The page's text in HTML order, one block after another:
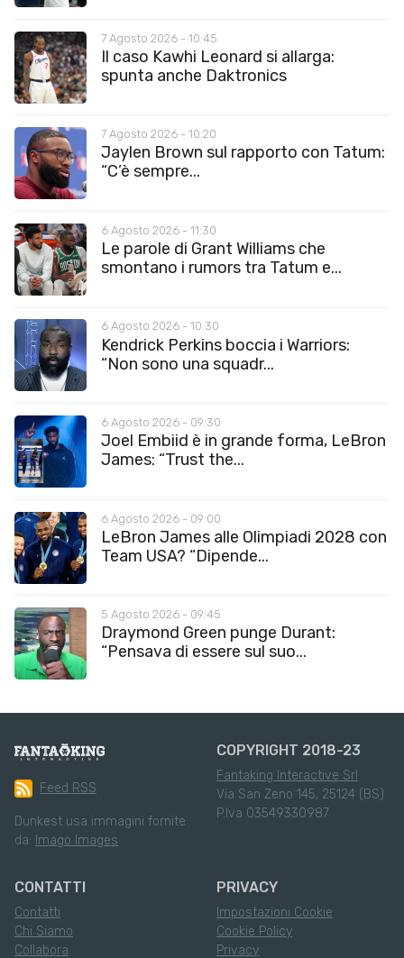
7 Agosto 2026 - 10:45
Il caso Kawhi Leonard si allarga:
spunta anche Daktronics
7 Agosto 2026 - 10:20
Jaylen Brown sul rapporto con Tatum:
“C’è sempre...
6 Agosto 2026 - 11:30
Le parole di Grant Williams che
smontano i rumors tra Tatum e...
6 Agosto 2026 - 10:30
Kendrick Perkins boccia i Warriors:
“Non sono una squadr...
6 Agosto 2026 - 09:30
Joel Embiid è in grande forma, LeBron
James: “Trust the...
6 Agosto 2026 - 09:00
LeBron James alle Olimpiadi 2028 con
Team USA? “Dipende...
5 Agosto 2026 - 09:45
Draymond Green punge Durant:
“Pensava di essere sul suo...
Feed RSS
Dunkest usa immagini fornite
da: Imago Images
COPYRIGHT 2018-23
Fantaking Interactive Srl
Via San Zeno 145, 25124 (BS)
P.Iva 03549330987
CONTATTI
Contatti
Chi Siamo
Collabora
PRIVACY
Impostazioni Cookie
Cookie Policy
Privacy